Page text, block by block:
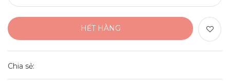
HẾT HÀNG
Chia sẻ: